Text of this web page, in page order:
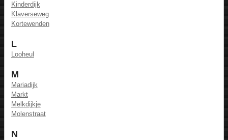
Kinderdijk
Klaverseweg
Kortewenden
L
Looheul
M
Mariadijk
Markt
Melkdijkje
Molenstraat
N